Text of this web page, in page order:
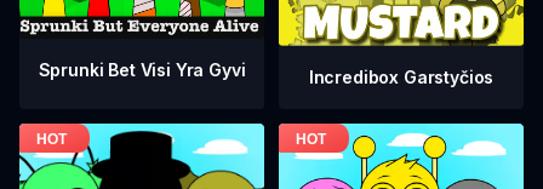
Sprunki Bet Visi Yra Gyvi Incredibox Garstyčios